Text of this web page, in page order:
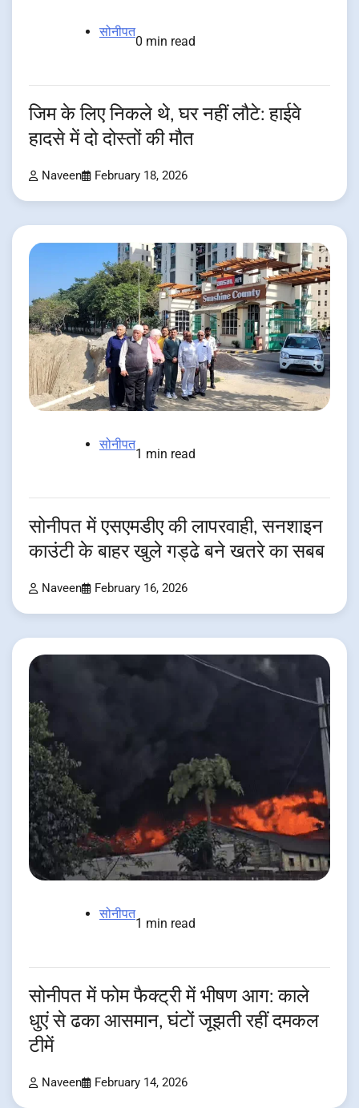
सोनीपत
0 min read
जिम के लिए निकले थे, घर नहीं लौटे: हाईवे
हादसे में दो दोस्तों की मौत
Naveen February 18, 2026
सोनीपत
1 min read
सोनीपत में एसएमडीए की लापरवाही, सनशाइन
काउंटी के बाहर खुले गड्ढे बने खतरे का सबब
Naveen February 16, 2026
सोनीपत
1 min read
सोनीपत में फोम फैक्ट्री में भीषण आग: काले
धुएं से ढका आसमान, घंटों जूझती रहीं दमकल
टीमें
Naveen February 14, 2026